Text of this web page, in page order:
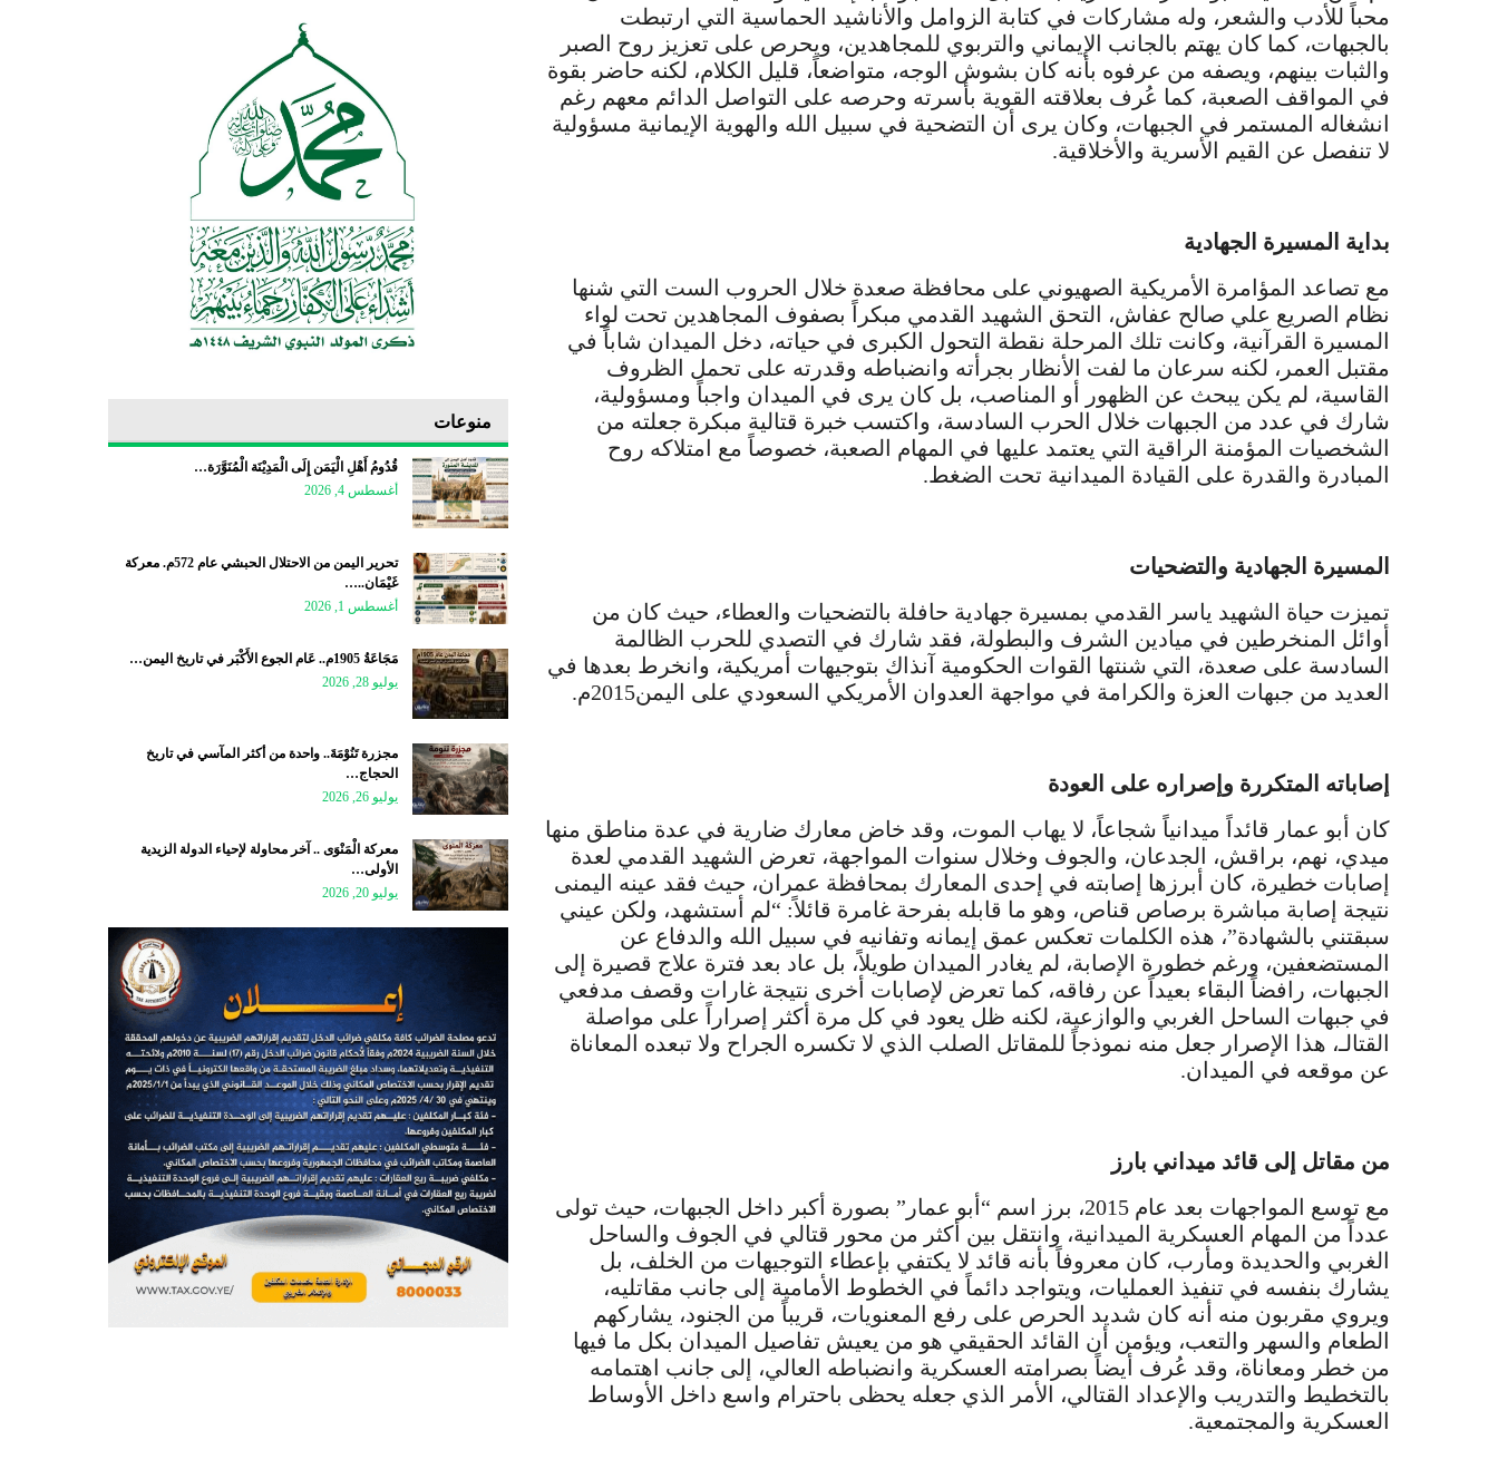
محباً للأدب والشعر، وله مشاركات في كتابة الزوامل والأناشيد الحماسية التي ارتبطت
بالجبهات، كما كان يهتم بالجانب الإيماني والتربوي للمجاهدين، ويحرص على تعزيز روح الصبر
والثبات بينهم، ويصفه من عرفوه بأنه كان بشوش الوجه، متواضعاً، قليل الكلام، لكنه حاضر بقوة
في المواقف الصعبة، كما عُرف بعلاقته القوية بأسرته وحرصه على التواصل الدائم معهم رغم
انشغاله المستمر في الجبهات، وكان يرى أن التضحية في سبيل الله والهوية الإيمانية مسؤولية
لا تنفصل عن القيم الأسرية والأخلاقية.
بداية المسيرة الجهادية
مع تصاعد المؤامرة الأمريكية الصهيوني على محافظة صعدة خلال الحروب الست التي شنها
نظام الصريع علي صالح عفاش، التحق الشهيد القدمي مبكراً بصفوف المجاهدين تحت لواء
المسيرة القرآنية، وكانت تلك المرحلة نقطة التحول الكبرى في حياته، دخل الميدان شاباً في
مقتبل العمر، لكنه سرعان ما لفت الأنظار بجرأته وانضباطه وقدرته على تحمل الظروف
القاسية، لم يكن يبحث عن الظهور أو المناصب، بل كان يرى في الميدان واجباً ومسؤولية،
شارك في عدد من الجبهات خلال الحرب السادسة، واكتسب خبرة قتالية مبكرة جعلته من
الشخصيات المؤمنة الراقية التي يعتمد عليها في المهام الصعبة، خصوصاً مع امتلاكه روح
المبادرة والقدرة على القيادة الميدانية تحت الضغط.
المسيرة الجهادية والتضحيات
تميزت حياة الشهيد ياسر القدمي بمسيرة جهادية حافلة بالتضحيات والعطاء، حيث كان من
أوائل المنخرطين في ميادين الشرف والبطولة، فقد شارك في التصدي للحرب الظالمة
السادسة على صعدة، التي شنتها القوات الحكومية آنذاك بتوجيهات أمريكية، وانخرط بعدها في
العديد من جبهات العزة والكرامة في مواجهة العدوان الأمريكي السعودي على اليمن2015م.
إصاباته المتكررة وإصراره على العودة
كان أبو عمار قائداً ميدانياً شجاعاً، لا يهاب الموت، وقد خاض معارك ضارية في عدة مناطق منها
ميدي، نهم، براقش، الجدعان، والجوف وخلال سنوات المواجهة، تعرض الشهيد القدمي لعدة
إصابات خطيرة، كان أبرزها إصابته في إحدى المعارك بمحافظة عمران، حيث فقد عينه اليمنى
نتيجة إصابة مباشرة برصاص قناص، وهو ما قابله بفرحة غامرة قائلاً: “لم أستشهد، ولكن عيني
سبقتني بالشهادة”، هذه الكلمات تعكس عمق إيمانه وتفانيه في سبيل الله والدفاع عن
المستضعفين، ورغم خطورة الإصابة، لم يغادر الميدان طويلاً، بل عاد بعد فترة علاج قصيرة إلى
الجبهات، رافضاً البقاء بعيداً عن رفاقه، كما تعرض لإصابات أخرى نتيجة غارات وقصف مدفعي
في جبهات الساحل الغربي والوازعية، لكنه ظل يعود في كل مرة أكثر إصراراً على مواصلة
القتالـ، هذا الإصرار جعل منه نموذجاً للمقاتل الصلب الذي لا تكسره الجراح ولا تبعده المعاناة
عن موقعه في الميدان.
من مقاتل إلى قائد ميداني بارز
مع توسع المواجهات بعد عام 2015، برز اسم “أبو عمار” بصورة أكبر داخل الجبهات، حيث تولى
عدداً من المهام العسكرية الميدانية، وانتقل بين أكثر من محور قتالي في الجوف والساحل
الغربي والحديدة ومأرب، كان معروفاً بأنه قائد لا يكتفي بإعطاء التوجيهات من الخلف، بل
يشارك بنفسه في تنفيذ العمليات، ويتواجد دائماً في الخطوط الأمامية إلى جانب مقاتليه،
ويروي مقربون منه أنه كان شديد الحرص على رفع المعنويات، قريباً من الجنود، يشاركهم
الطعام والسهر والتعب، ويؤمن أن القائد الحقيقي هو من يعيش تفاصيل الميدان بكل ما فيها
من خطر ومعاناة، وقد عُرف أيضاً بصرامته العسكرية وانضباطه العالي، إلى جانب اهتمامه
بالتخطيط والتدريب والإعداد القتالي، الأمر الذي جعله يحظى باحترام واسع داخل الأوساط
العسكرية والمجتمعية.
منوعات
قُدُومُ أَهْلِ الْيَمَن إِلَى الْمَدِيْنَة الْمُنَوَّرَة…
أغسطس 4, 2026
تحرير اليمن من الاحتلال الحبشي عام 572م. معركة
غَيْمَان..…
أغسطس 1, 2026
مَجَاعَةُ 1905م.. عَام الجوع الأَكْبَر في تاريخ اليمن…
يوليو 28, 2026
مجزرة تَنُوْمَةَ.. واحدة من أكثر المآسي في تاريخ
الحجاج…
يوليو 26, 2026
معركة الْمَنْوَى .. آخر محاولة لإحياء الدولة الزيدية
الأولى…
يوليو 20, 2026